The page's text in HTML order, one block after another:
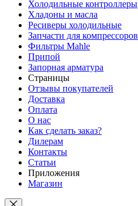
Холодильные контроллеры
Хладоны и масла
Ресиверы холодильные
Запчасти для компрессоров
Фильтры Mahle
Припой
Запорная арматура
Страницы
Отзывы покупателей
Доставка
Оплата
О нас
Как сделать заказ?
Дилерам
Контакты
Статьи
Приложения
Магазин